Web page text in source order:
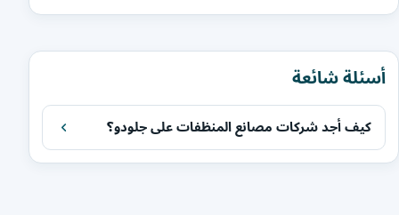
أسئلة شائعة
كيف أجد شركات مصانع المنظفات على جلودو؟